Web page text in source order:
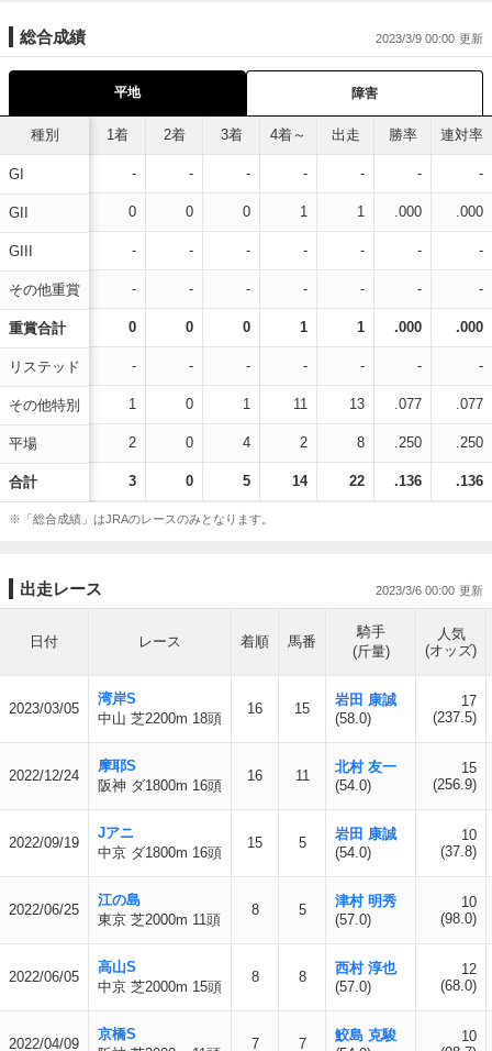
総合成績 2023/3/9 00:00
平地 障害
種別
GI
GII
GIII
その他重賞
重賞合計
リステッド
その他特別
平場
合計
1着 2着 3着 4着～ 出走 勝率 連対率
- - - - - - -
0 0 0 1 1 .000 .000
- - - - - - -
- - - - - - -
0 0 0 1 1 .000 .000
- - - - - - -
1 0 1 11 13 .077 .077
2 0 4 2 8 .250 .250
3 0 5 14 22 .136 .136
※「総合成績」はJRAのレースのみとなります。
出走レース 2023/3/6 00:00
日付 レース 着順 馬番
騎手
(斤量)
人気
(オッズ)
2023/03/05
湾岸S
中山 芝2200m 18頭
16 15
岩田 康誠
(58.0)
17
(237.5)
2022/12/24
摩耶S
阪神 ダ1800m 16頭
16 11
北村 友一
(54.0)
15
(256.9)
2022/09/19
Jアニ
中京 ダ1800m 16頭
15 5
岩田 康誠
(54.0)
10
(37.8)
2022/06/25
江の島
東京 芝2000m 11頭
8 5
津村 明秀
(57.0)
10
(98.0)
2022/06/05
高山S
中京 芝2000m 15頭
8 8
西村 淳也
(57.0)
12
(68.0)
2022/04/09
京橋S
7 7
鮫島 克駿
10